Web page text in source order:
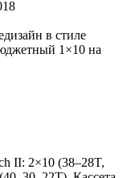
в стиле
1×10 на
II: 2×10 (38–28T,